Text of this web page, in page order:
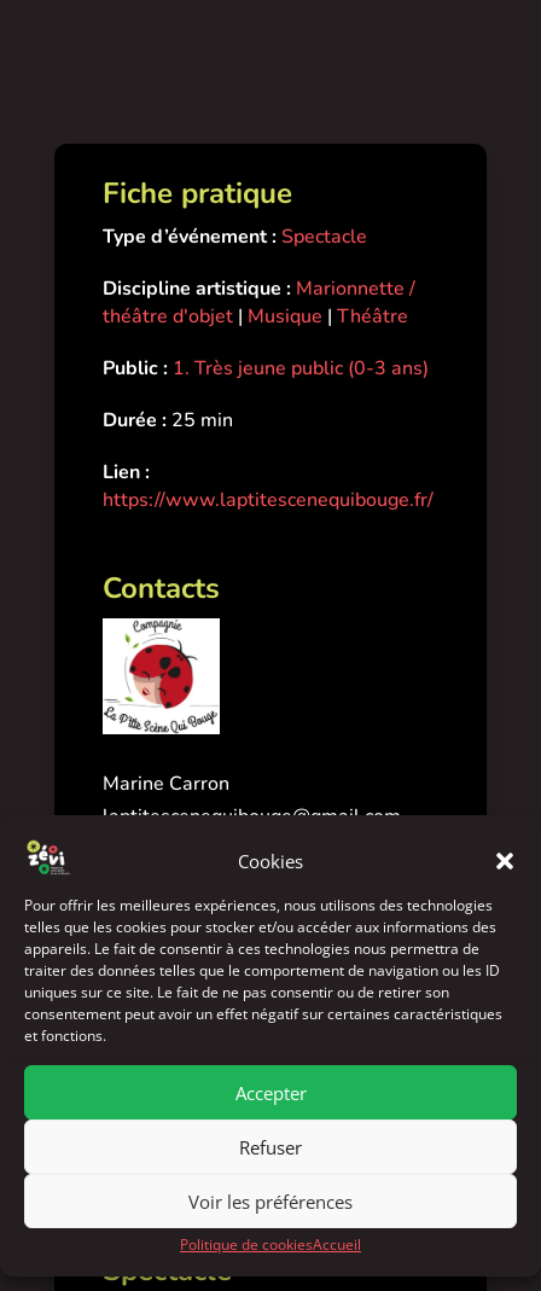
Cookies
Pour offrir les meilleures expériences, nous utilisons des technologies
telles que les cookies pour stocker et/ou accéder aux informations des
appareils. Le fait de consentir à ces technologies nous permettra de
traiter des données telles que le comportement de navigation ou les ID
uniques sur ce site. Le fait de ne pas consentir ou de retirer son
consentement peut avoir un effet négatif sur certaines caractéristiques
et fonctions.
Accepter
Refuser
Voir les préférences
Politique de cookiesAccueil
Fiche pratique
Type d’événement :Spectacle
Discipline artistique : Marionnette /
théâtre d'objet| Musique | Théâtre
Public : 1. Très jeune public (0-3 ans)
Durée : 25 min
Lien :
https://www.laptitescenequibouge.fr/
Contacts
Marine Carron
laptitescenequibouge@gmail.com
La P'tite Scène Qui Bouge
Pour connaître les tarifs, merci de contacter
directement la compagnie/l’artiste
(le coût d’une prestation artistique varie en
personnel administratif…)
Spectacle